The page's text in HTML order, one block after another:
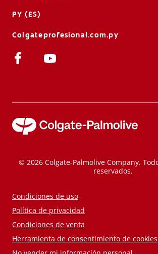
PY (ES)
Colgateprofesional.com.py
© 2026 Colgate-Palmolive Company.
reservados.
Condiciones de uso
Política de privacidad
Condiciones de venta
Herramienta de consentimiento de cookies